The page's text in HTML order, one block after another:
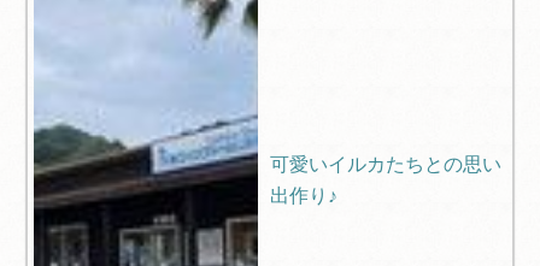
可愛いイルカたちとの思い
出作り♪